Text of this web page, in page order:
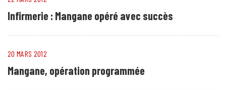
Infirmerie : Mangane opéré avec succès
20 MARS 2012
Mangane, opération programmée